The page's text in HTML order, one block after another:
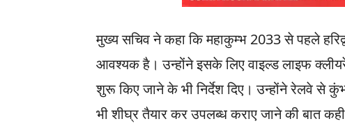
मुख्य सचिव ने कहा कि महाकुम्भ 2033 से पहले
आवश्यक है। उन्होंने इसके लिए वाइल्ड लाइफ
शुरू किए जाने के भी निर्देश दिए। उन्होंने रेलवे से
भी शीघ्र तैयार कर उपलब्ध कराए जाने की बात